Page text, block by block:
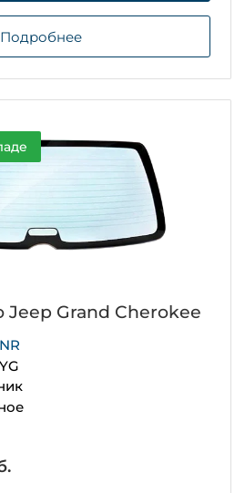
Подробнее
Jeep Grand Cherokee